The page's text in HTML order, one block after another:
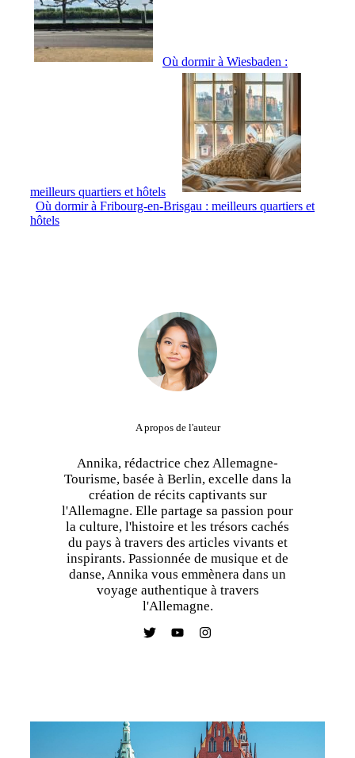
Où dormir à Wiesbaden :
meilleurs quartiers et hôtels
Où dormir à Fribourg-en-Brisgau : meilleurs quartiers et
hôtels
A propos de l'auteur
Annika, rédactrice chez Allemagne-
Tourisme, basée à Berlin, excelle dans la
création de récits captivants sur
l'Allemagne. Elle partage sa passion pour
la culture, l'histoire et les trésors cachés
du pays à travers des articles vivants et
inspirants. Passionnée de musique et de
danse, Annika vous emmènera dans un
voyage authentique à travers
l'Allemagne.